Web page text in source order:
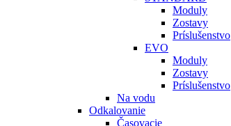
Moduly
Zostavy
Príslušenstvo
EVO
Moduly
Zostavy
Príslušenstvo
Na vodu
Odkalovanie
Časovacie